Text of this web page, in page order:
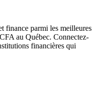
finance parmi les meilleures
au Québec. Connectez-
financières qui